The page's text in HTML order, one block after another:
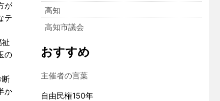
が
テ
の
断
か
高知
高知市議会
おすすめ
主催者の言葉
自由民権150年